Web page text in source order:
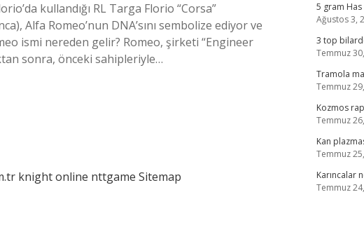
kullandığı RL Targa Florio “Corsa”
Alfa Romeo’nun DNA’sını sembolize ediyor ve
ismi nereden gelir? Romeo, şirketi “Engineer
sonra, önceki sahipleriyle…
knight online nttgame Sitemap
5 gram Has
Ağustos 3,
3 top
Temmuz
Tramola
Temmuz
Kozmos
Temmuz
Kan
Temmuz
Karıncalar
Temmuz